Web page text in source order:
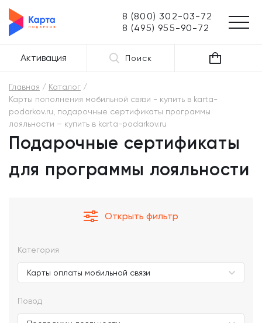
8 (800) 302-03-72
8 (495) 955-90-72
Активация Поиск
Главная
Каталог
Карты пополнения мобильной связи - купить в karta-
podarkov.ru, подарочные сертификаты программы
лояльности – купить в karta-podarkov.ru
Подарочные сертификаты
для программы лояльности
Открыть фильтр
Категория
Повод